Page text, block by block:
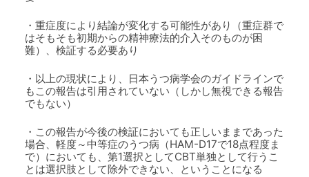
・重症度により結論が変化する可能性があり（重症群で
はそもそも初期からの精神療法的介入そのものが困
難）、検証する必要あり
・以上の現状により、日本うつ病学会のガイドラインで
もこの報告は引用されていない（しかし無視できる報告
でもない）
・この報告が今後の検証においても正しいままであった
場合、軽度～中等症のうつ病（HAM-D17で18点程度ま
で）においても、第1選択としてCBT単独として行うこ
とは選択肢として除外できない、ということになる